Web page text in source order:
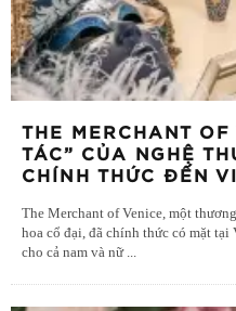
THE MERCHANT OF
TÁC” CỦA NGHỆ
CHÍNH THỨC ĐẾN
The Merchant of Venice, một
hoa cổ đại, đã chính thức có mặt tại
cho cả nam và nữ ...